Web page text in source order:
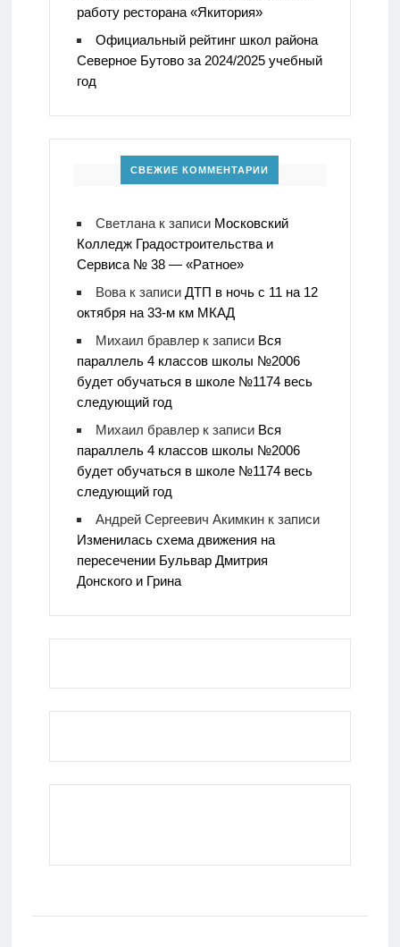
работу ресторана «Якитория»
Официальный рейтинг школ района
Северное Бутово за 2024/2025 учебный
год
СВЕЖИЕ КОММЕНТАРИИ
Светланак записи Московский
Колледж Градостроительства и
Сервиса № 38 — «Ратное»
Вовак записи ДТП в ночь с 11 на 12
октября на 33-м км МКАД
Михаил бравлерк записи Вся
параллель 4 классов школы №2006
будет обучаться в школе №1174 весь
следующий год
Михаил бравлерк записи Вся
параллель 4 классов школы №2006
будет обучаться в школе №1174 весь
следующий год
Андрей Сергеевич Акимкинк записи
Изменилась схема движения на
пересечении Бульвар Дмитрия
Донского и Грина